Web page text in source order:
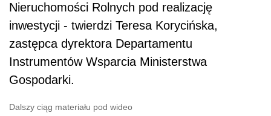
Nieruchomości Rolnych pod realizację
inwestycji - twierdzi Teresa Korycińska,
zastępca dyrektora Departamentu
Instrumentów Wsparcia Ministerstwa
Gospodarki.
Dalszy ciąg materiału pod wideo